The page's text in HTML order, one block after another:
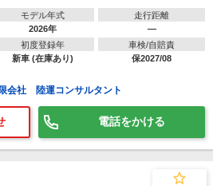
モデル年式
2026年
走行距離
―
初度登録年
新車 (在庫あり)
車検/自賠責
保2027/08
社 陸運コンサルタント
電話をかける